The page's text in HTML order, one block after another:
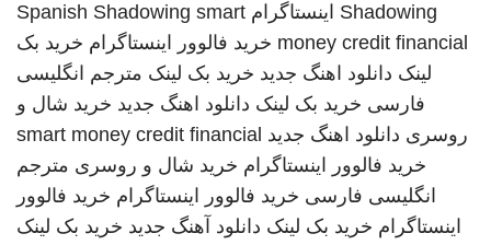
Shadowing اینستاگرام Spanish Shadowing smart
money credit financial خرید فالوور اینستاگرام خرید بک
لینک دانلود اهنگ جدید خرید بک لینک مترجم انگلیسی
فارسی خرید بک لینک دانلود اهنگ جدید خرید شال و
روسری دانلود اهنگ جدید smart money credit financial
خرید فالوور اینستاگرام خرید شال و روسری مترجم
انگلیسی فارسی خرید فالوور اینستاگرام خرید فالوور
اینستاگرام خرید بک لینک دانلود آهنگ جدید خرید بک لینک